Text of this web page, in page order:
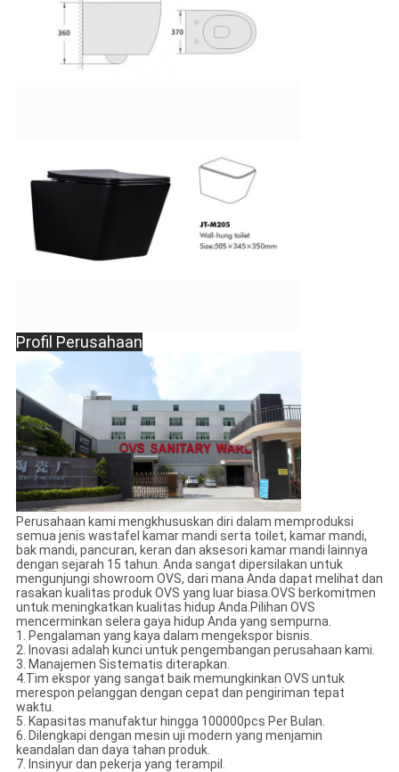
Profil Perusahaan
Perusahaan kami mengkhususkan diri dalam memproduksi
semua jenis wastafel kamar mandi serta toilet, kamar mandi,
bak mandi, pancuran, keran dan aksesori kamar mandi lainnya
dengan sejarah 15 tahun. Anda sangat dipersilakan untuk
mengunjungi showroom OVS, dari mana Anda dapat melihat dan
rasakan kualitas produk OVS yang luar biasa.OVS berkomitmen
untuk meningkatkan kualitas hidup Anda.Pilihan OVS
mencerminkan selera gaya hidup Anda yang sempurna.
1. Pengalaman yang kaya dalam mengekspor bisnis.
2. Inovasi adalah kunci untuk pengembangan perusahaan kami.
3. Manajemen Sistematis diterapkan.
4.Tim ekspor yang sangat baik memungkinkan OVS untuk
merespon pelanggan dengan cepat dan pengiriman tepat
waktu.
5. Kapasitas manufaktur hingga 100000pcs Per Bulan.
6. Dilengkapi dengan mesin uji modern yang menjamin
keandalan dan daya tahan produk.
7. Insinyur dan pekerja yang terampil.